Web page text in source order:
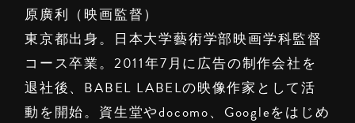
原廣利（映画監督）
東京都出身。日本大学藝術学部映画学科監督
コース卒業。2011年7月に広告の制作会社を
退社後、BABEL LABELの映像作家として活
動を開始。資生堂やdocomo、Googleをはじめ